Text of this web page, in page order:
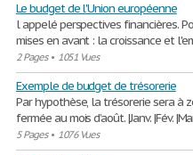
Le budget de l'Union européenne
l appelé perspectives financières.
mises en avant : la croissance et
2 Pages• 1051 Vues
Exemple de budget de trésorerie
Par hypothèse, la trésorerie sera à
fermée au mois d’août. |Janv. |Fév.
5 Pages• 1076 Vues